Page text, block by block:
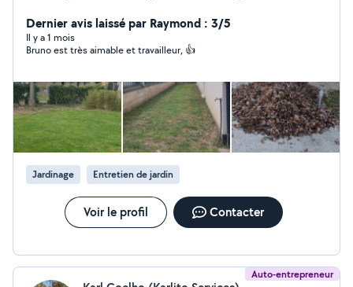
Dernier avis laissé par Raymond : 3/5
Il y a 1 mois
Bruno est très aimable et travailleur, 👍
Jardinage Entretien de jardin
Voir le profil Contacter
Auto-entrepreneur